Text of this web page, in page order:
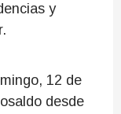
y
12 de
desde